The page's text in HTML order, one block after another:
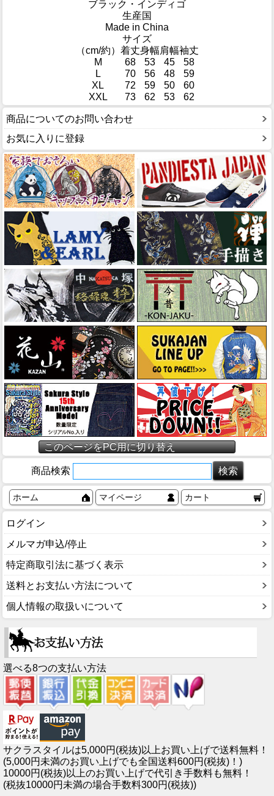
ブラック・インディゴ
生産国
Made in China
サイズ
（cm/約） 着丈身幅肩幅袖丈
M
68 53 45
58
L
70 56 48
59
XL
72 59 50
60
XXL
73 62 53 62
商品についてのお問い合わせ
お気に入りに登録
このページをPC用に切り替え
商品検索
ホーム マイページ カート
ログイン
メルマガ申込/停止
特定商取引法に基づく表示
送料とお支払い方法について
個人情報の取扱いについて
選べる8つの支払い方法
サクラスタイルは5,000円(税抜)以上お買い上げで送料無料！
(5,000円未満のお買い上げでも全国送料600円(税抜)！)
10000円(税抜)以上のお買い上げで代引き手数料も無料！
(税抜10000円未満の場合手数料300円(税抜))